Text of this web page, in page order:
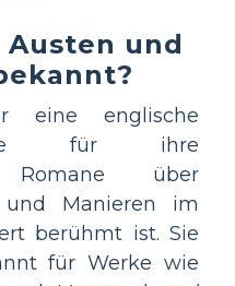
Austen und
eine englische
die für ihre
Romane über
und Manieren im
berühmt ist. Sie
für Werke wie